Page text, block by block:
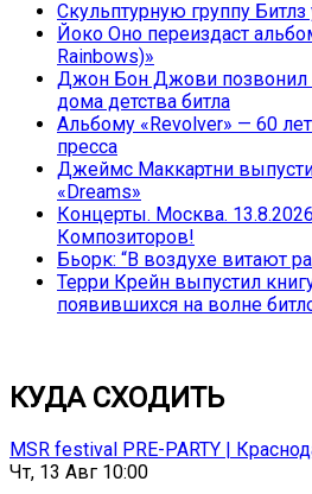
Скульптурную группу
Йоко Оно переиздаст
Rainbows)»
Джон Бон Джови позвонил
дома детства битла
Альбому «Revolver» — 60
пресса
Джеймс Маккартни
«Dreams»
Концерты. Москва.
Композиторов!
Бьорк: “В воздухе витают
Терри Крейн выпустил
появившихся на волне
КУДА СХОДИТЬ
MSR festival PRE-PARTY |
Чт, 13 Авг 10:00